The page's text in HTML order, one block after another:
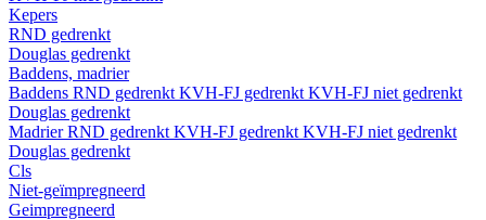
Kepers
RND gedrenkt
Douglas gedrenkt
Baddens, madrier
Baddens RND gedrenkt KVH-FJ gedrenkt KVH-FJ niet gedrenkt
Douglas gedrenkt
MadrierRND gedrenkt KVH-FJ gedrenkt KVH-FJ niet gedrenkt
Douglas gedrenkt
Cls
Niet-geïmpregneerd
Geimpregneerd